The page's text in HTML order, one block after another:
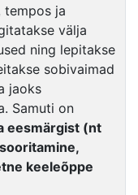
tempos ja
välja
ning lepitakse
sobivaimad
jaoks
Samuti on
eesmärgist (nt
keeleõppe